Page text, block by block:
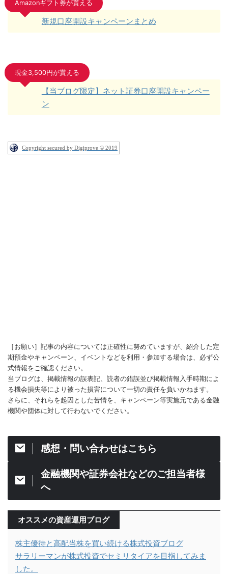
Amazonギフト券が貰える
新規口座開設キャンペーンまとめ
現金3,500円が貰える
【当ブログ限定】ネット証券口座開設キャンペー
ン
Copyright secured by Digiprove © 2019
［お願い］記事の内容については正確性に努めていますが、紹介した定
期預金やキャンペーン、イベントなどを利用・参加する場合は、必ず公
式情報をご確認ください。
当ブログは、掲載情報の誤表記、読者の錯誤並び掲載情報入手時期によ
る機会損失等により被った損害について一切の責任を負いかねます。
さらに、それらを起因とした苦情を、キャンペーン等実施元である金融
機関や団体に対して行わないでください。
感想・問い合わせはこちら
金融機関や証券会社などのご担当者様
へ
オススメの資産運用ブログ
株主優待と高配当株を買い続ける株式投資ブログ
サラリーマンが株式投資でセミリタイアを目指してみま
した。